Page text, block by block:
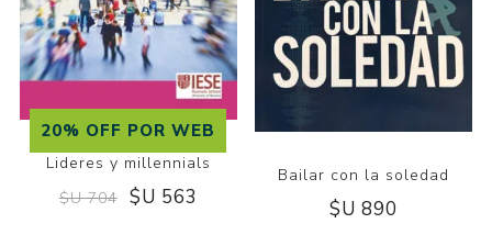
20% OFF POR WEB
Lideres y millennials
$U 704 $U 563
Bailar con la soledad
$U 890